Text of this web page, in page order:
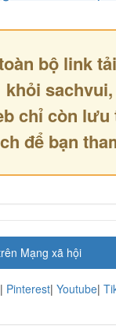
bộ link
khỏi sachvui,
chỉ còn lưu
để bạn
Mạng xã hội
| Pinterest| Youtube|